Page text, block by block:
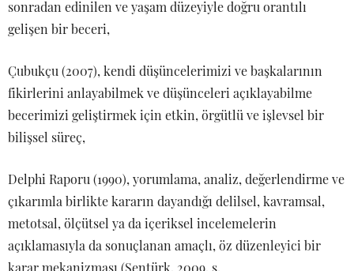
sonradan edinilen ve yaşam düzeyiyle doğru orantılı
gelişen bir beceri,
Çubukçu (2007), kendi düşüncelerimizi ve başkalarının
fikirlerini anlayabilmek ve düşünceleri açıklayabilme
becerimizi geliştirmek için etkin, örgütlü ve işlevsel bir
bilişsel süreç,
Delphi Raporu (1990), yorumlama, analiz, değerlendirme ve
çıkarımla birlikte kararın dayandığı delilsel, kavramsal,
metotsal, ölçütsel ya da içeriksel incelemelerin
açıklamasıyla da sonuçlanan amaçlı, öz düzenleyici bir
karar mekanizması (Şentürk, 2009, s.